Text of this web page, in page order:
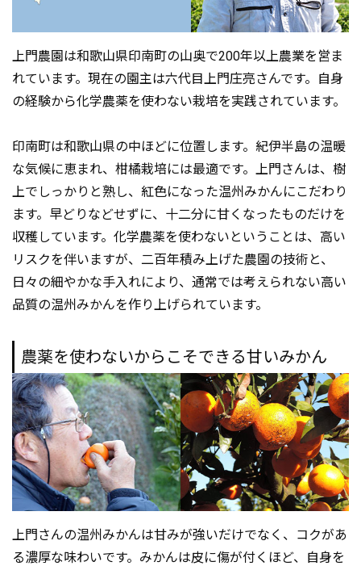
上門農園は和歌山県印南町の山奥で200年以上農業を営ま
れています。現在の園主は六代目上門庄亮さんです。自身
の経験から化学農薬を使わない栽培を実践されています。
印南町は和歌山県の中ほどに位置します。紀伊半島の温暖
な気候に恵まれ、柑橘栽培には最適です。上門さんは、樹
上でしっかりと熟し、紅色になった温州みかんにこだわり
ます。早どりなどせずに、十二分に甘くなったものだけを
収穫しています。化学農薬を使わないということは、高い
リスクを伴いますが、二百年積み上げた農園の技術と、
日々の細やかな手入れにより、通常では考えられない高い
品質の温州みかんを作り上げられています。
農薬を使わないからこそできる甘いみかん
上門さんの温州みかんは甘みが強いだけでなく、コクがあ
る濃厚な味わいです。みかんは皮に傷が付くほど、自身を